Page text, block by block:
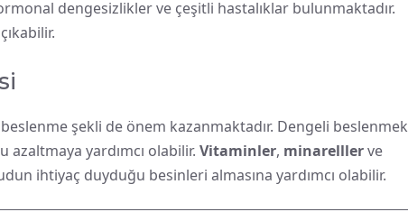
dengesizlikler ve çeşitli hastalıklar bulunmaktadır.
şekli de önem kazanmaktadır. Dengeli beslenmek
azaltmaya yardımcı olabilir. Vitaminler, minarelllerve
ihtiyaç duyduğu besinleri almasına yardımcı olabilir.